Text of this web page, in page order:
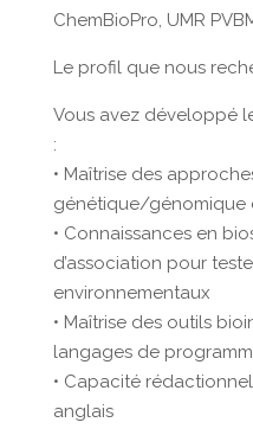
ChemBioPro, UMR
Le profil que nous
Vous avez développé
:
• Maîtrise des
génétique/génomique
• Connaissances en
d’association pour
environnementaux
• Maîtrise des outils
langages de
• Capacité
anglais